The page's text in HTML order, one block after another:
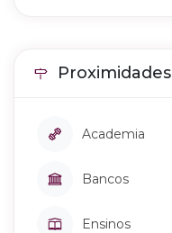
Proximidades
Academia
Bancos
Ensinos